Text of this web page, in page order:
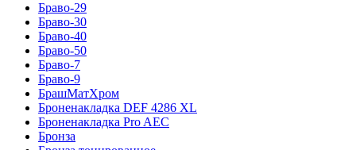
Браво-29
Браво-30
Браво-40
Браво-50
Браво-7
Браво-9
БрашМатХром
Броненакладка DEF 4286 XL
Броненакладка Pro AEC
Бронза